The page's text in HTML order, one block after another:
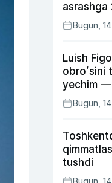
asrashga
ajratdi
Bugun,
Luish
obroʻsini
yechim —
Bugun,
tushdi